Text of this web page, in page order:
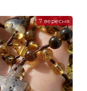
7 вересня